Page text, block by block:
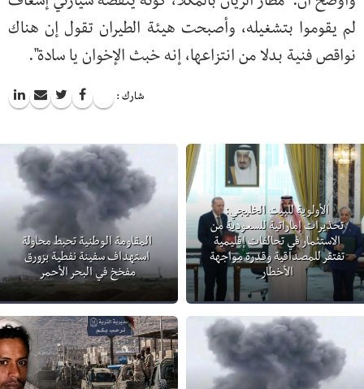
لم يقوموا بتشغيله، وأصبحت هيئة الطيران تقول إن هناك
نواقص فنية بدلا من انتزاعها، إنه خبث الإخوان يا سادة".
شارك :
الأولوية للبيت الخليجي:
تحذيرات إماراتية للسعودية من
الاستثمار في تحالفات إقليمية
تفتقر للمصداقية وقدرة مواجهة
الأخطار
المقاومة الوطنية تحبط محاولة
استهداف سفينة نفطية بزورق
مفخخ في البحر الأحمر